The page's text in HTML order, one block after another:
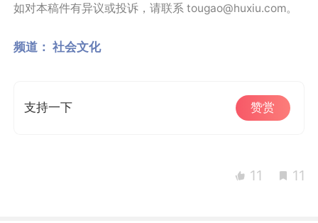
如对本稿件有异议或投诉，请联系 tougao@huxiu.com。
频道： 社会文化
支持一下 赞赏
11 11